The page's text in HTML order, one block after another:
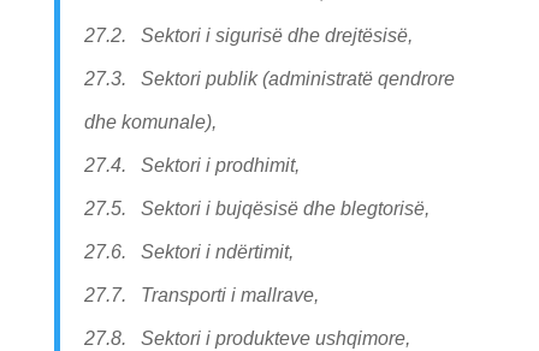
27.2. Sektori i sigurisë dhe drejtësisë,
27.3. Sektori publik (administratë qendrore
dhe komunale),
27.4. Sektori i prodhimit,
27.5. Sektori i bujqësisë dhe blegtorisë,
27.6. Sektori i ndërtimit,
27.7. Transporti i mallrave,
27.8. Sektori i produkteve ushqimore,